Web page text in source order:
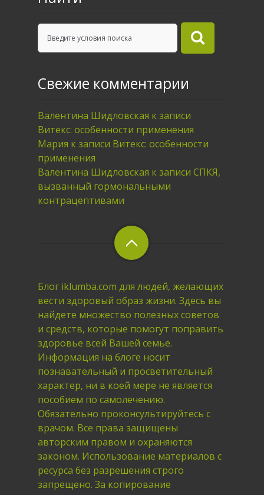
Свежие комментарии
Валентина Шидловская к записи
Витекс: особенности применения
Мария к записи Витекс: особенности
применения
Валентина Шидловская к записи СПКЯ,
вызванный гормональными
контрацептивами
Блог iklumba.com для людей, желающих
вести здоровый образ жизни. Здесь вы
найдете множество полезных советов
и средств, которые помогут поправить
здоровье всей Вашей семье.
Информация на блоге носит
познавательный и просветительный
характер, ни в коей мере не является
пособием по самолечению.
Обязательно проконсультируйтесь с
врачом. Все права защищены
авторским правом и охраняются
законом. Использование материалов с
ресурса без разрешения строго
запрещено. За копирование